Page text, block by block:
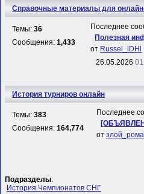
Справочные материалы для
Темы:36
Сообщения:1,433
Последнее
Полезная
от Russel_lDHl
26.05.2026
История турниров онлайн
Темы:383
Сообщения:164,774
Последнее
от
Подразделы:
История Чемпионатов СНГ